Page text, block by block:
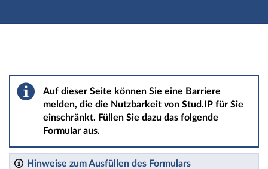
Hauptnavigation
Barriere melden
Auf dieser Seite können Sie eine Barriere
melden, die die Nutzbarkeit von Stud.IP für Sie
einschränkt. Füllen Sie dazu das folgende
Formular aus.
Hinweise zum Ausfüllen des Formulars